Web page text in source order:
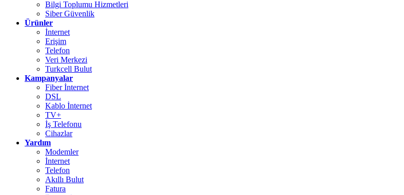
Bilgi Toplumu Hizmetleri
Siber Güvenlik
Ürünler
İnternet
Erişim
Telefon
Veri Merkezi
Turkcell Bulut
Kampanyalar
Fiber İnternet
DSL
Kablo İnternet
TV+
İş Telefonu
Cihazlar
Yardım
Modemler
İnternet
Telefon
Akıllı Bulut
Fatura